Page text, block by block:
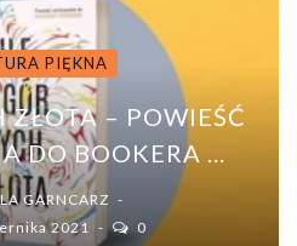
PIĘKNA
ZŁOTA – POWIEŚĆ
DO BOOKERA ...
GARNCARZ
2021
0